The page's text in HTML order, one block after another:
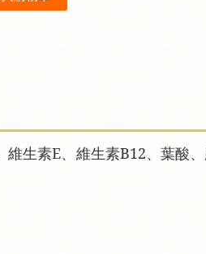
生素E、維生素B12、葉酸